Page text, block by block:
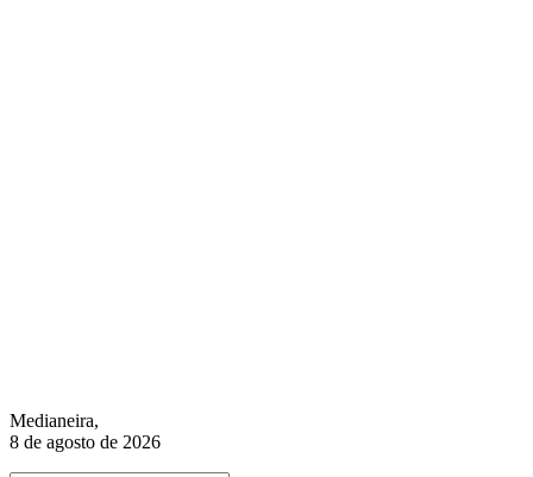
Medianeira,
8 de agosto de 2026